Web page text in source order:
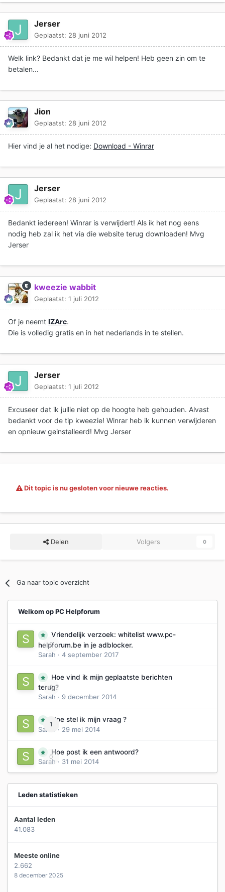
Jerser
Geplaatst: 28 juni 2012
Welk link? Bedankt dat je me wil helpen! Heb geen zin om te
betalen...
Jion
Geplaatst: 28 juni 2012
Hier vind je al het nodige: Download - Winrar
Jerser
Geplaatst: 28 juni 2012
Bedankt iedereen! Winrar is verwijdert! Als ik het nog eens
nodig heb zal ik het via die website terug downloaden! Mvg
Jerser
kweezie wabbit
Geplaatst: 1 juli 2012
Of je neemt IZArc.
Die is volledig gratis en in het nederlands in te stellen.
Jerser
Geplaatst: 1 juli 2012
Excuseer dat ik jullie niet op de hoogte heb gehouden. Alvast
bedankt voor de tip kweezie! Winrar heb ik kunnen verwijderen
en opnieuw geinstalleerd! Mvg Jerser
Dit topic is nu gesloten voor nieuwe reacties.
Delen Volgers 0
Ga naar topic overzicht
Welkom op PC Helpforum
0
Vriendelijk verzoek: whitelist www.pc-
helpforum.be in je adblocker.
Sarah · 4 september 2017
0
Hoe vind ik mijn geplaatste berichten
terug?
Sarah · 9 december 2014
1
Hoe stel ik mijn vraag ?
Sarah
· 29 mei 2014
0
Hoe post ik een antwoord?
Sarah · 31 mei 2014
Leden statistieken
Aantal leden
41.083
Meeste online
2.662
8 december 2025